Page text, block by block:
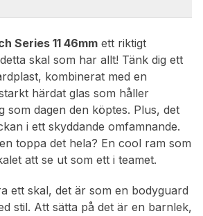
Series 11 46mm ett riktigt
skal som har allt! Tänk dig ett
kombinerat med en
härdat glas som håller
som dagen den köptes. Plus, det
i ett skyddande omfamnande.
toppa det hela? En cool ram som
att se ut som ett i teamet.
ett skal, det är som en bodyguard
stil. Att sätta på det är en barnlek,